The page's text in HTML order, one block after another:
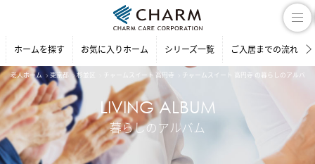
ホームを探す お気に入りホーム シリーズ一覧 ご入居までの流れ
老人ホーム 東京都 杉並区 チャームスイート 高円寺 チャームスイート 高円寺 の暮らしのアルバム
LIVING ALBUM
暮らしのアルバム